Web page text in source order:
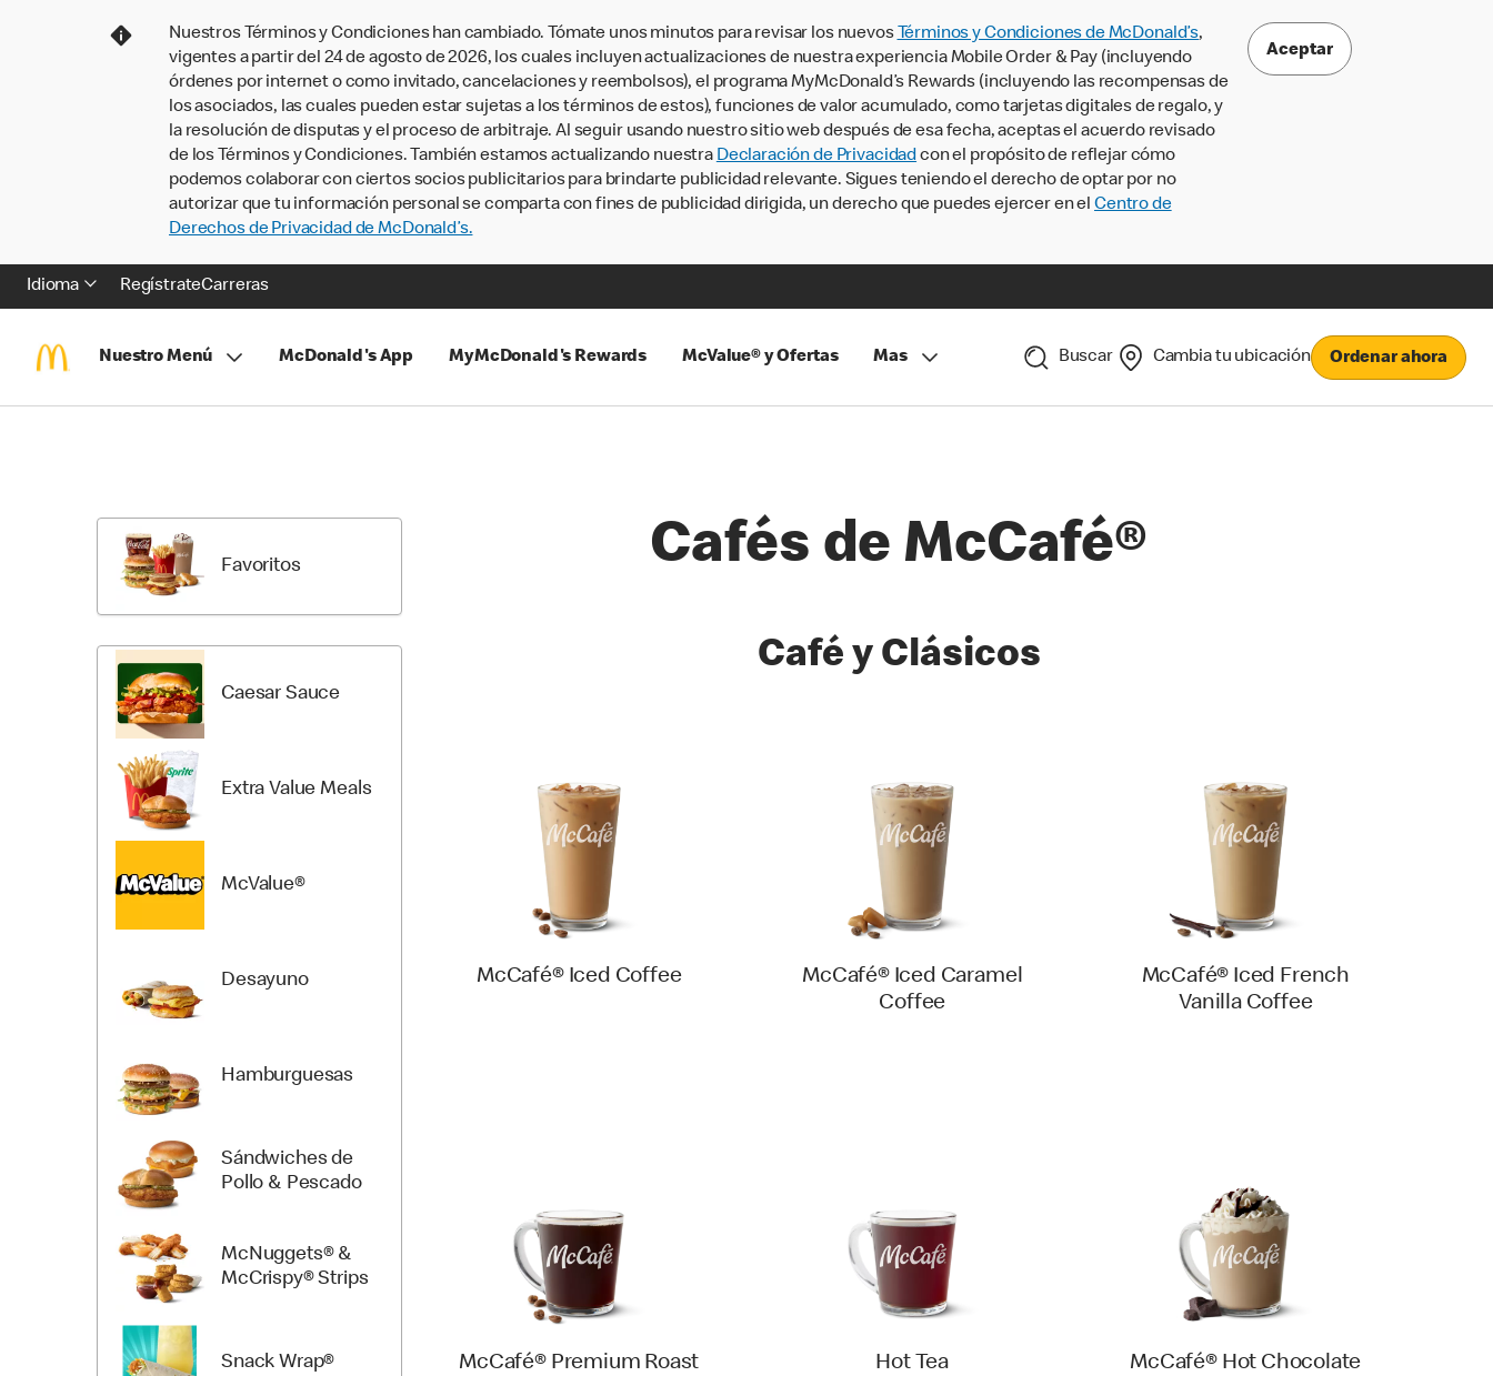
Nuestros Términos y Condiciones han cambiado. Tómate unos minutos para revisar los nuevos Términos y Condiciones de McDonald’s,
vigentes a partir del 24 de agosto de 2026, los cuales incluyen actualizaciones de nuestra experiencia Mobile Order & Pay (incluyendo
órdenes por internet o como invitado, cancelaciones y reembolsos), el programa MyMcDonald’s Rewards (incluyendo las recompensas de
los asociados, las cuales pueden estar sujetas a los términos de estos), funciones de valor acumulado, como tarjetas digitales de regalo, y
la resolución de disputas y el proceso de arbitraje. Al seguir usando nuestro sitio web después de esa fecha, aceptas el acuerdo revisado
de los Términos y Condiciones. También estamos actualizando nuestra Declaración de Privacidadcon el propósito de reflejar cómo
podemos colaborar con ciertos socios publicitarios para brindarte publicidad relevante. Sigues teniendo el derecho de optar por no
autorizar que tu información personal se comparta con fines de publicidad dirigida, un derecho que puedes ejercer en el Centro de
Derechos de Privacidad de McDonald’s.
Aceptar
Idioma RegístrateCarreras
Nuestro Menú McDonald's App MyMcDonald's Rewards McValue® y Ofertas Mas Buscar Cambia tu ubicación Ordenar ahora
Productos
del
Favoritos
Caesar Sauce
Extra Value Meals
McValue®
Desayuno
Hamburguesas
Sándwiches de
Pollo & Pescado
McNuggets® &
McCrispy® Strips
Snack Wrap®
Cafés de McCafé®
Café y Clásicos
McCafé® Iced Coffee
McCafé® Iced Caramel
Coffee
McCafé® Iced French
Vanilla Coffee
McCafé® Premium Roast
Hot Tea McCafé® Hot Chocolate